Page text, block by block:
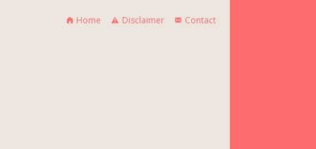
Home Disclaimer Contact